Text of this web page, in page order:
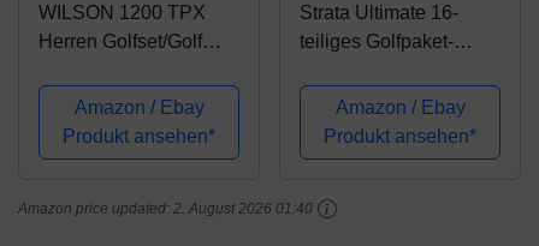
WILSON 1200 TPX
Herren Golfset/Golf
Rechtshand
Amazon / Ebay
Produkt ansehen*
Strata Ultimate 16-
teiliges Golfpaket-
Amazon / Ebay
Produkt ansehen*
Amazon price updated: 2. August 2026 01:40